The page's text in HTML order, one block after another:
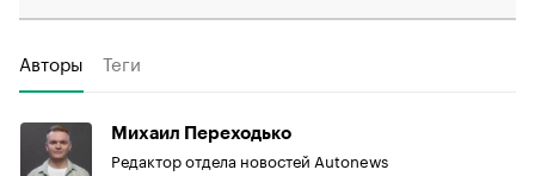
Авторы Теги
Михаил Переходько
Редактор отдела новостей Autonews